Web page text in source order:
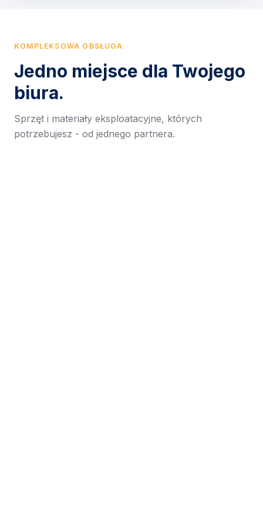
KOMPLEKSOWA OBSŁUGA
Jedno miejsce dla Twojego
biura.
Sprzęt i materiały eksploatacyjne, których
potrzebujesz - od jednego partnera.